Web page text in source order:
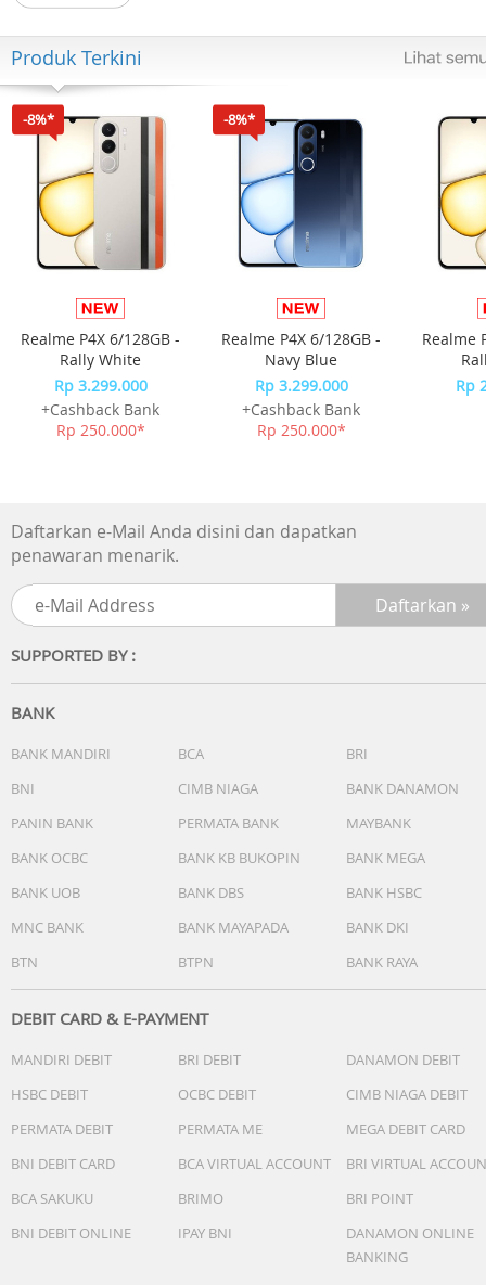
Spesifikasi :
- Bagian Tangkai dapat Dilipat Keluar atau Dilipat
- Kapasitas Baterai 1200 mAh dan dapat dicas
- Bahan Bodi Plastik Abs
- Waktu Pengisian Daya 2-3 Jam Tergantung pada sisa
baterai
- Model Dudukan Universal sehingga bisa dipakai di
berbagai ukuran galon
Ukuran Produk : 6.5 x 14.5cm (Saat Terlipat)/13cm (Saat
Terbuka),
Panjang Tangkai dari Bodi Produk 8.7 cm
Isi Kemasan : 1 Unit Produk, 1 Selang Silicon, 1 Kabel Usb
Note:
Pesanan diproses pada Hari Senin s.d Sabtu.
untuk produk yang tidak memiliki varian, akan di proses
secara random.
sebelum menyelesaikan pesanan (retur hanya dapat
dilakukan sebelum pesanan diselesaikan) dan wajib video
unboxing
Produk Terkini
-8%*
Realme P4X 6/128GB -
Rally White
Rp 3.299.000
+Cashback Bank
Rp 250.000*
-8%*
Realme P4X 6/128GB -
Navy Blue
Rp 3.299.000
+Cashback Bank
Rp 250.000*
Realme
Rp
Daftarkan e-Mail Anda disini dan dapatkan
penawaran menarik.
SUPPORTED BY :
BANK
BANK MANDIRI BCA
BRI
BNI
CIMB NIAGA
BANK DANAMON
PANIN BANK
PERMATA BANK
MAYBANK
BANK OCBC
BANK KB BUKOPIN
BANK MEGA
BANK UOB
BANK DBS
BANK HSBC
MNC BANK
BANK MAYAPADA
BANK DKI
BTN
BTPN BANK RAYA
DEBIT CARD & E-PAYMENT
MANDIRI DEBIT BRI DEBIT
DANAMON DEBIT
HSBC DEBIT
OCBC DEBIT
CIMB NIAGA DEBIT
PERMATA DEBIT
PERMATA ME
MEGA DEBIT CARD
BNI DEBIT CARD
BCA VIRTUAL ACCOUNT
BRI VIRTUAL
BCA SAKUKU
BRIMO
BRI POINT
BNI DEBIT ONLINE
IPAY BNI
DANAMON ONLINE
BANKING